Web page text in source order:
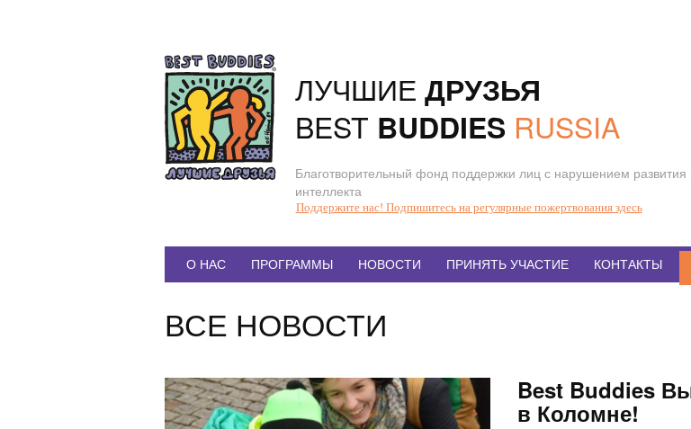
к
содержанию
ЛУЧШИЕ ДРУЗЬЯ
BEST BUDDIES RUSSIA
Благотворительный фонд поддержки лиц с нарушением развития
интеллекта
Поддержите нас! Подпишитесь на регулярные пожертвования здесь
Главное
О НАС ПРОГРАММЫ НОВОСТИ ПРИНЯТЬ УЧАСТИЕ КОНТАКТЫ
ВСЕ НОВОСТИ
Статья Best Buddies
в Коломне!